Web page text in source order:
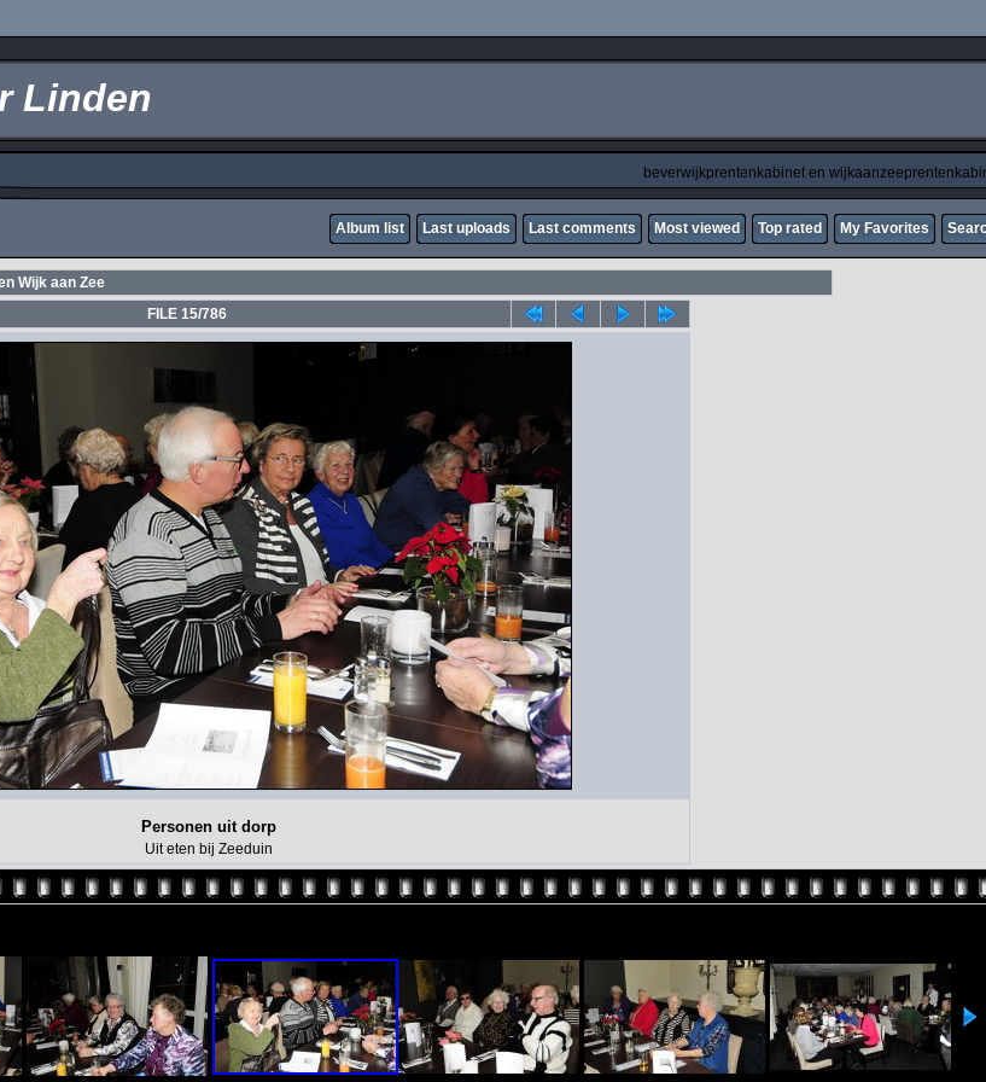
Linden
beverwijkprentenkabinet en
Album list Last uploads Last comments Most viewed Top rated My Favorites
Wijk aan Zee
FILE 15/786
Personen uit dorp
Uit eten bij Zeeduin